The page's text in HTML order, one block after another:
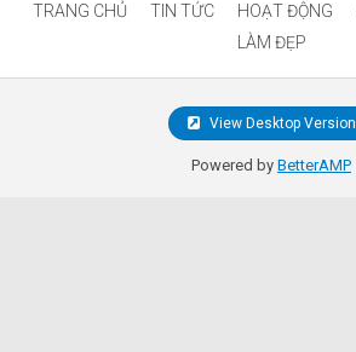
TRANG CHỦ TIN TỨC HOẠT ĐỘNG
LÀM ĐẸP
View Desktop Version
Powered by BetterAMP